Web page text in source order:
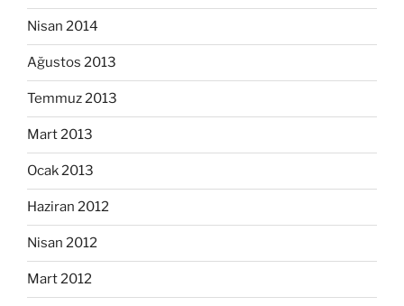
Nisan 2014
Ağustos 2013
Temmuz 2013
Mart 2013
Ocak 2013
Haziran 2012
Nisan 2012
Mart 2012